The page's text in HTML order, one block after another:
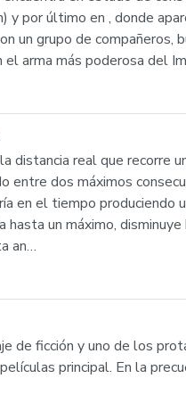
y por último en , donde
un grupo de
el arma más poderosa del
distancia real que recorre
entre dos máximos
en el tiempo
hasta un máximo,
an…
de ficción y uno de los
principal. En la